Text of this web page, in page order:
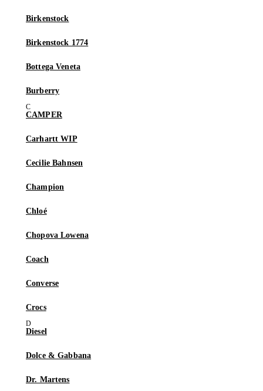
Birkenstock
Birkenstock 1774
Bottega Veneta
Burberry
CAMPER
Carhartt WIP
Cecilie Bahnsen
Champion
Chloé
Chopova Lowena
Coach
Converse
Crocs
Diesel
Dolce & Gabbana
Dr. Martens